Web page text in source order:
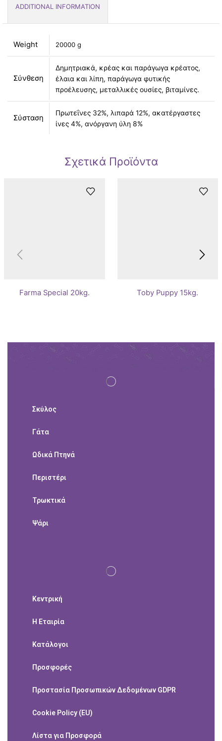
ADDITIONAL INFORMATION
Weight 20000 g
Σύνθεση
Δημητριακά, κρέας και παράγωγα κρέατος,
έλαια και λίπη, παράγωγα φυτικής
προέλευσης, μεταλλικές ουσίες, βιταμίνες.
Σύσταση
Πρωτεΐνες 32%, λιπαρά 12%, ακατέργαστες
ίνες 4%, ανόργανη ύλη 8%
Σχετικά Προϊόντα
Farma Special 20kg. Toby Puppy 15kg.
Σκύλος
Γάτα
Ωδικά Πτηνά
Περιστέρι
Τρωκτικά
Ψάρι
Κεντρική
Η Εταιρία
Κατάλογοι
Προσφορές
Προστασία Προσωπικών Δεδομένων GDPR
Cookie Policy (EU)
Λίστα για Προσφορά